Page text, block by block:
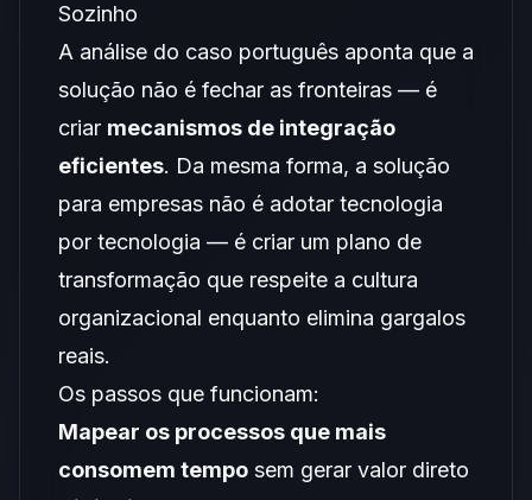
Sozinho
A análise do caso português aponta que a
solução não é fechar as fronteiras — é
criar mecanismos de integração
eficientes. Da mesma forma, a solução
para empresas não é adotar tecnologia
por tecnologia — é criar um plano de
transformação que respeite a cultura
organizacional enquanto elimina gargalos
reais.
Os passos que funcionam:
Mapear os processos que mais
consomem tempo sem gerar valor direto